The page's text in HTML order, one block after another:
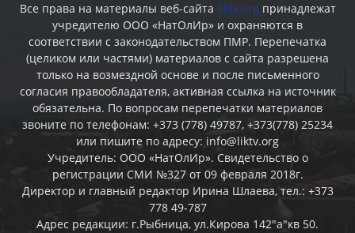
Все права на материалы веб-сайта liktv.org принадлежат
учредителю ООО «НатОлИр» и охраняются в
соответствии с законодательством ПМР. Перепечатка
(целиком или частями) материалов c сайта разрешена
только на возмездной основе и после письменного
согласия правообладателя, активная ссылка на источник
обязательна. По вопросам перепечатки материалов
звоните по телефонам: +373 (778) 49787, +373(778) 25234
или пишите по адресу: info@liktv.org
Учредитель: ООО «НатОлИр». Свидетельство о
регистрации СМИ №327 от 09 февраля 2018г.
Директор и главный редактор Ирина Шлаева, тел.: +373
778 49-787
Адрес редакции: г.Рыбница, ул.Кирова 142"а"кв 50.